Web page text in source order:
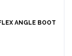
ANGLE BOOT